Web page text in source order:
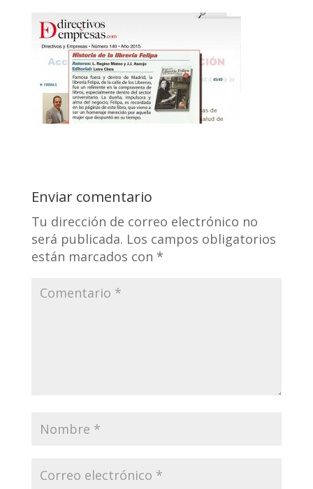
Enviar comentario
Tu dirección de correo electrónico no
será publicada. Los campos obligatorios
están marcados con *